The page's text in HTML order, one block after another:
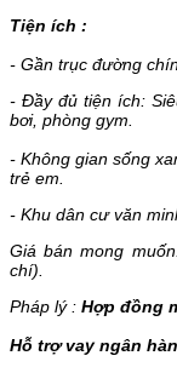
Tiện ích :
- Gần trục đường
- Đầy đủ tiện ích:
bơi, phòng gym.
- Không gian sống
trẻ em.
- Khu dân cư văn
Giá bán mong
chí).
Pháp lý : Hợp đồng
Hỗ trợ vay ngân